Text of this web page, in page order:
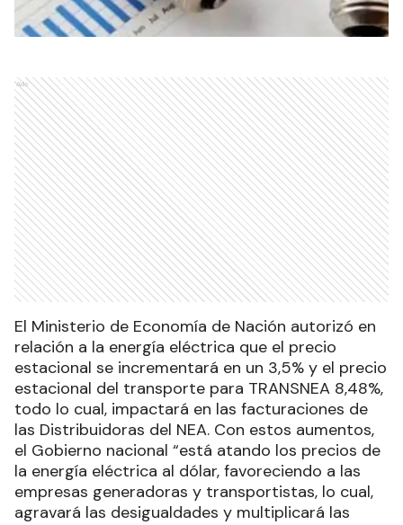
Ads
El Ministerio de Economía de Nación autorizó en
relación a la energía eléctrica que el precio
estacional se incrementará en un 3,5% y el precio
estacional del transporte para TRANSNEA 8,48%,
todo lo cual, impactará en las facturaciones de
las Distribuidoras del NEA. Con estos aumentos,
el Gobierno nacional “está atando los precios de
la energía eléctrica al dólar, favoreciendo a las
empresas generadoras y transportistas, lo cual,
agravará las desigualdades y multiplicará las